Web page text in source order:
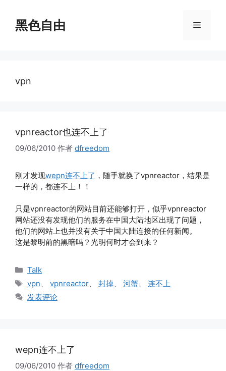
黑色自由 菜
vpn
vpnreactor也连不上了
09/06/2010 作者 dfreedom
刚才发现wepn连不上了 ，随手就换了vpnreactor，结果是
一样的，都连不上！！
只是vpnreactor的网站目前还能够打开，似乎vpnreactor
网站还没有发现他们的服务在中国大陆地区出现了问题，
他们的网站上也并没有关于中国大陆连接的任何新闻。
这是黎明前的黑暗吗？光明何时才会到来？
分
Talk
标
签
vpn、 vpnreactor、 封掉、 河蟹、 连不上
发表评论
wepn连不上了
09/06/2010 作者 dfreedom